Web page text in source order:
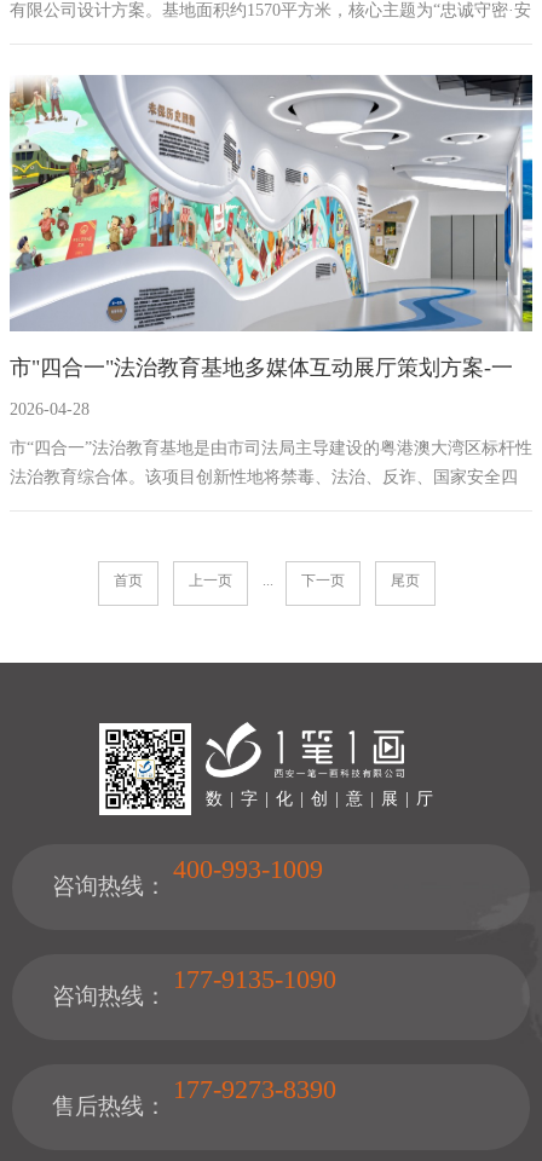
有限公司设计方案。基地面积约1570平方米，核心主题为“忠诚守密·安
全”。设计最大亮点是将地方文化（如盐湖结晶美学、黄河九曲形态）
题展区及影视厅、尾厅，系统涵盖总体国家安全观、保密法规、发展
历程、案例警示与技术防护等内容。方案广泛运用270度沉浸式投影、
LED柔性时间轴、VR体验、互动闯关游戏等多媒体互动设备，旨在提
升参观者的学习兴趣与知识留存率，从而全面提升干部群众的保密意
识与防范能力。
市"四合一"法治教育基地多媒体互动展厅策划方案-一
笔一画法治、禁毒、反诈、国家安全教育基地方案
2026-04-28
市“四合一”法治教育基地是由市司法局主导建设的粤港澳大湾区标杆性
法治教育综合体。该项目创新性地将禁毒、法治、反诈、国家安全四
大主题教育融为一体，旨在打造一个资源共享、效益倍增的综合性平
大数据等前沿科技，通过沉浸式、互动式和游戏化的体验，如模拟法
庭、反诈迷宫、VR危害体验等，全面提升法治教育效果。展厅规划面
首页 上一页 ... 下一页 尾页
数 | 字 | 化 | 创 | 意 | 展 | 厅
咨询热线：
400-993-1009
咨询热线：
177-9135-1090
售后热线：
177-9273-8390